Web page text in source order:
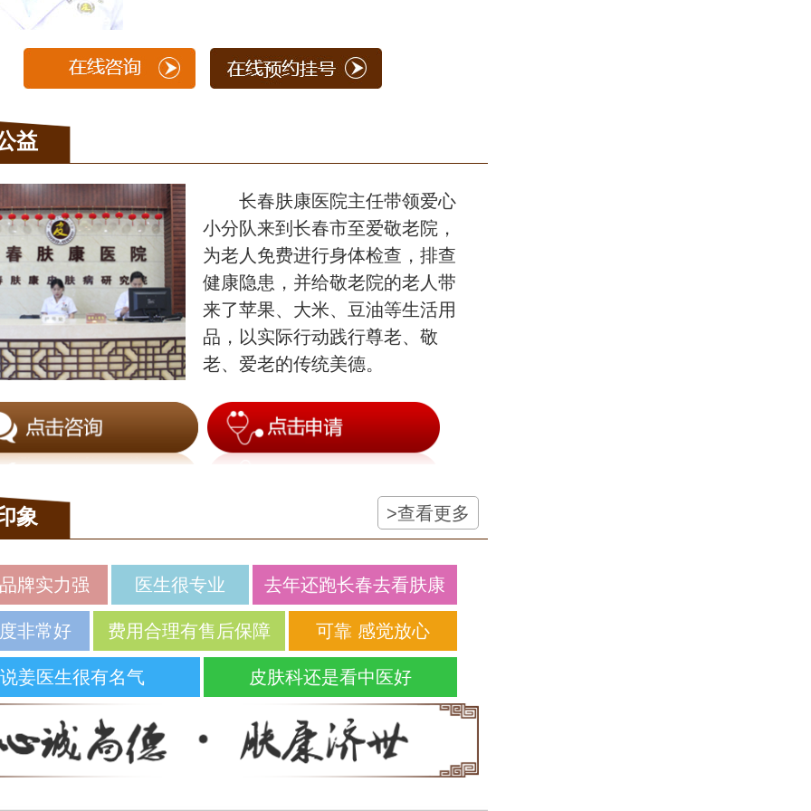
益
长春肤康医院主任带领爱心
小分队来到长春市至爱敬老院，
为老人免费进行身体检查，排查
健康隐患，并给敬老院的老人带
来了苹果、大米、豆油等生活用
品，以实际行动践行尊老、敬
老、爱老的传统美德。
象 >查看更多
牌实力强 医生很专业 去年还跑长春去看肤康
非常好 费用合理有售后保障 可靠 感觉放心
姜医生很有名气 皮肤科还是看中医好